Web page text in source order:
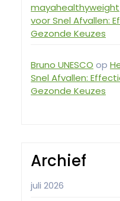
mayahealthyweight
voor Snel Afvallen:
Gezonde Keuzes
Bruno UNESCO op
Snel Afvallen:
Gezonde Keuzes
Archief
juli 2026